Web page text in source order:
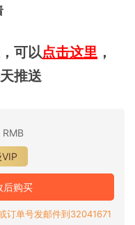
可以点击这里 ，
推送
RMB
后购买
订单号发邮件到32041671